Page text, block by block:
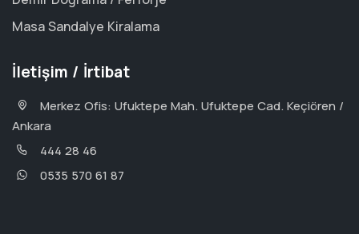
Masa Sandalye Kiralama
İletişim / İrtibat
Merkez Ofis: Ufuktepe Mah. Ufuktepe Cad. Keçiören /
Ankara
444 28 46
0535 570 61 87